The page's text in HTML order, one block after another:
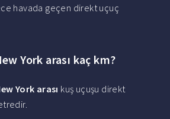
havada geçen direkt uçuç
York arası kaç km?
York arası kuş uçuşu direkt